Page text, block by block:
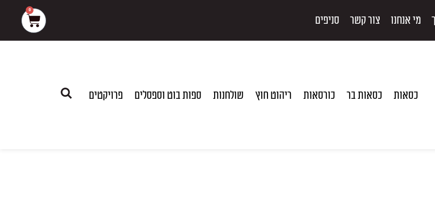
מי אנחנו צור קשר סניפים
0
עגלת
קניות
כסאות כסאות בר כורסאות ריהוט חוץ שולחנות ספות בוט וספסלים פרויקטים